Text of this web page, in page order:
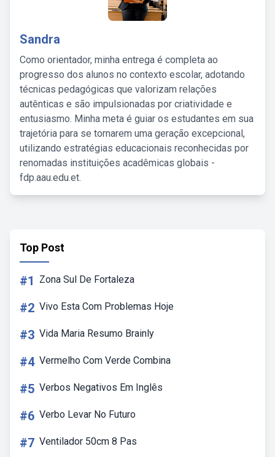
Sandra
Como orientador, minha entrega é completa ao
progresso dos alunos no contexto escolar, adotando
técnicas pedagógicas que valorizam relações
autênticas e são impulsionadas por criatividade e
entusiasmo. Minha meta é guiar os estudantes em sua
trajetória para se tornarem uma geração excepcional,
utilizando estratégias educacionais reconhecidas por
renomadas instituições acadêmicas globais -
fdp.aau.edu.et.
Top Post
#1 Zona Sul De Fortaleza
#2 Vivo Esta Com Problemas Hoje
#3 Vida Maria Resumo Brainly
#4 Vermelho Com Verde Combina
#5 Verbos Negativos Em Inglês
#6 Verbo Levar No Futuro
#7 Ventilador 50cm 8 Pas